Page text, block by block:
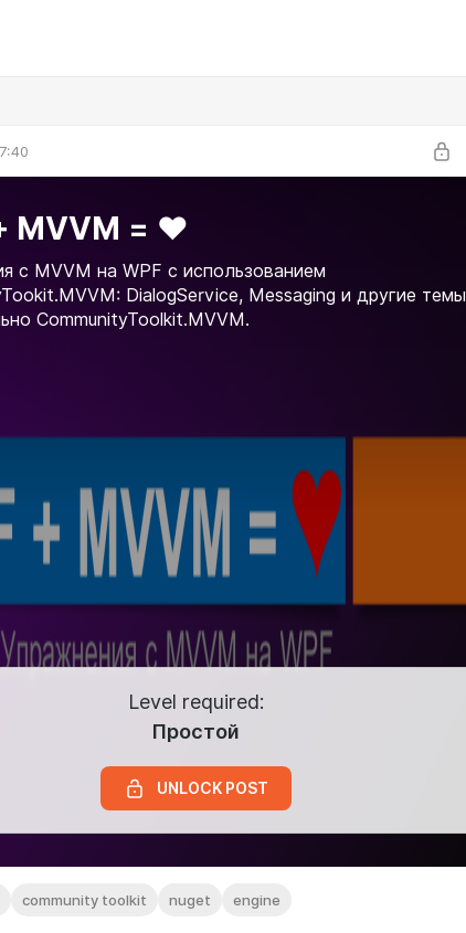
MVVM = ♥
с MVVM на WPF с использованием
DialogService, Messaging и другие темы
CommunityToolkit.MVVM.
Level required:
Простой
UNLOCK POST
community toolkit nuget engine